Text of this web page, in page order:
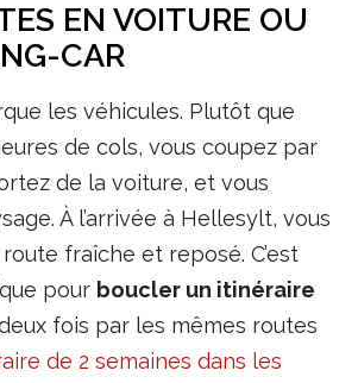
EN VOITURE OU
CAR
les véhicules. Plutôt que
de cols, vous coupez par
de la voiture, et vous
À l’arrivée à Hellesylt, vous
fraîche et reposé. C’est
pour boucler un itinéraire
fois par les mêmes routes
de 2 semaines dans les